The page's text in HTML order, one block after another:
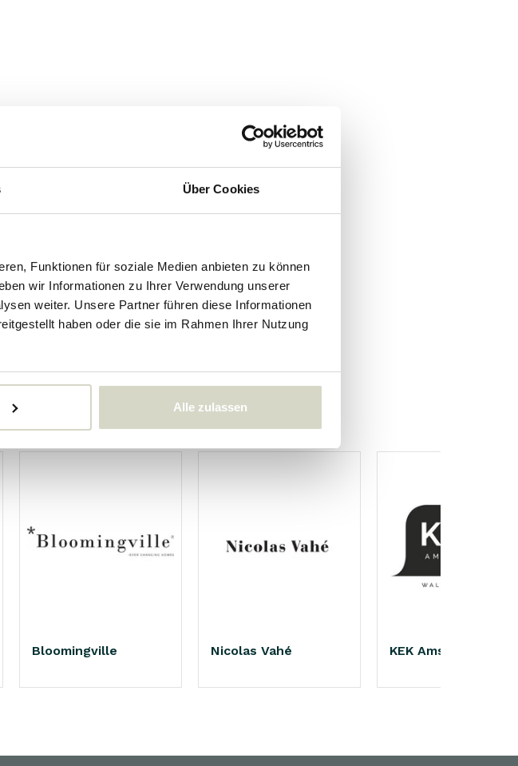
Über Cookies
Funktionen für soziale Medien anbieten zu können
wir Informationen zu Ihrer Verwendung unserer
weiter. Unsere Partner führen diese Informationen
haben oder die sie im Rahmen Ihrer Nutzung
Alle zulassen
Bloomingville Nicolas Vahé KEK Amsterdam